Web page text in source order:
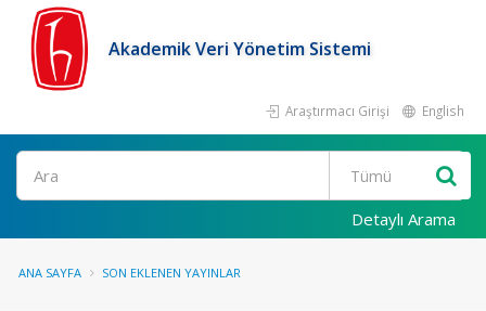
Akademik Veri Yönetim Sistemi
Araştırmacı Girişi English
Ara
Detaylı Arama
ANA SAYFA SON EKLENEN YAYINLAR